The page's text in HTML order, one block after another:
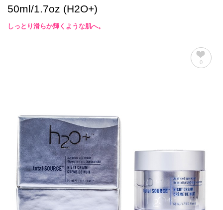
50ml/1.7oz (H2O+)
しっとり滑らか輝くような肌へ。
0